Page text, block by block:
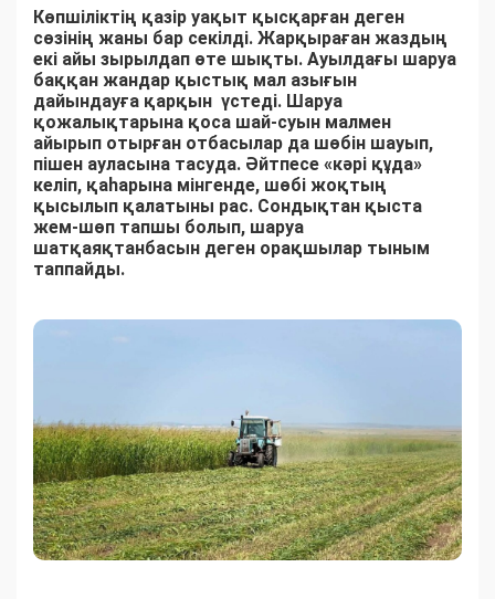
Көпшіліктің қазір уақыт қысқарған деген
сөзінің жаны бар секілді. Жарқыраған жаздың
екі айы зырылдап өте шықты. Ауылдағы шаруа
баққан жандар қыстық мал азығын
дайындауға қарқын үстеді. Шаруа
қожалықтарына қоса шай-суын малмен
айырып отырған отбасылар да шөбін шауып,
пішен ауласына тасуда. Әйтпесе «кәрі құда»
келіп, қаһарына мінгенде, шөбі жоқтың
қысылып қалатыны рас. Сондықтан қыста
жем-шөп тапшы болып, шаруа
шатқаяқтанбасын деген орақшылар тыным
таппайды.